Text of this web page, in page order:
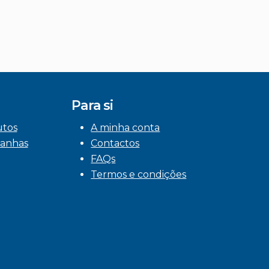
Para si
A minha conta
Contactos
FAQs
Termos e condições